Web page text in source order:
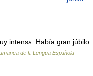
intensa: Había gran júbilo
de la Lengua Española